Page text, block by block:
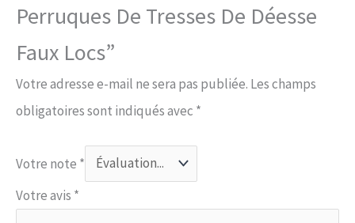
Perruques De Tresses De Déesse
Faux Locs”
Votre adresse e-mail ne sera pas publiée. Les champs
obligatoires sont indiqués avec *
Votre note *
Votre avis *